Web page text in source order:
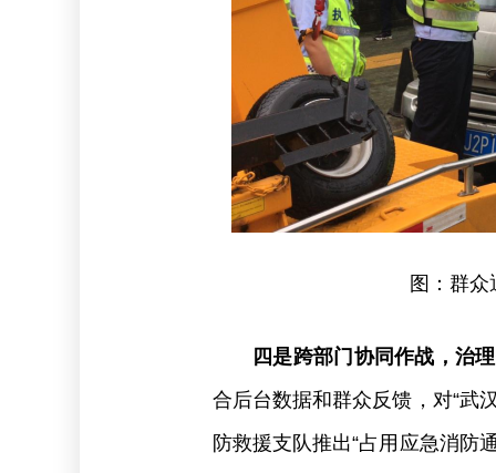
图：群
四是跨部门协同作战，治
合后台数据和群众反馈，对“武
防救援支队推出“占用应急消防